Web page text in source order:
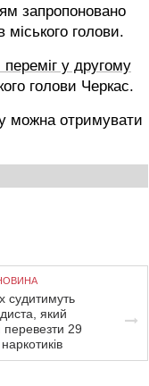
запропоновано
голови.
у другому
голови Черкас.
можна отримувати
судитимуть
який
перевезти 29